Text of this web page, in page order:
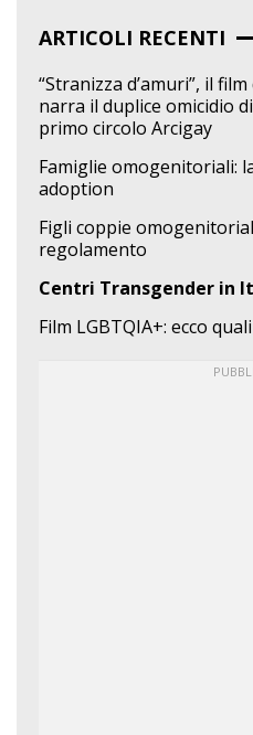
ARTICOLI RECENTI
“Stranizza d’amuri”, il
narra il duplice omicidio
primo circolo Arcigay
Famiglie omogenitoriali:
adoption
Figli coppie
regolamento
Centri Transgender in
Film LGBTQIA+: ecco